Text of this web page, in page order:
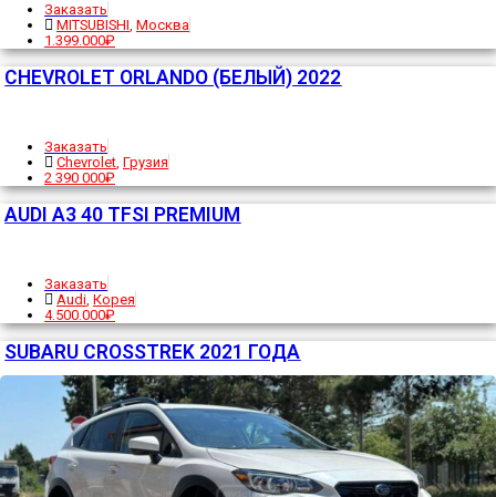
Заказать
MITSUBISHI, Москва
1.399.000₽
CHEVROLET ORLANDO (БЕЛЫЙ) 2022
Заказать
Chevrolet Грузия
2 390 000₽
AUDI A3 40 TFSI PREMIUM
Заказать
Audi Корея
4.500.000₽
SUBARU CROSSTREK 2021 ГОДА